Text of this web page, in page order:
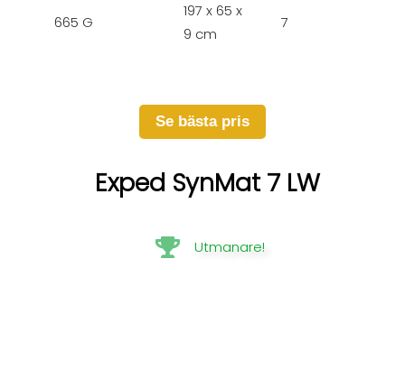
665 G
197 x 65 x
9 cm
7
Se bästa pris
Exped SynMat 7 LW
Utmanare!